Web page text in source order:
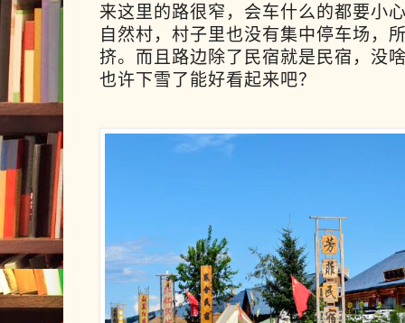
来这里的路很窄，会车什么的都要小
自然村，村子里也没有集中停车场，
挤。而且路边除了民宿就是民宿，没
也许下雪了能好看起来吧？